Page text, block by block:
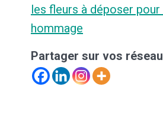
les fleurs à déposer pour
hommage
Partager sur vos